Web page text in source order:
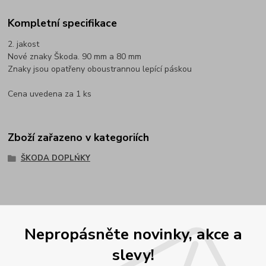
Kompletní specifikace
2. jakost
Nové znaky Škoda. 90 mm a 80 mm
Znaky jsou opatřeny oboustrannou lepící páskou
Cena uvedena za 1 ks
Zboží zařazeno v kategoriích
ŠKODA DOPLŃKY
Nepropásněte novinky, akce a
slevy!